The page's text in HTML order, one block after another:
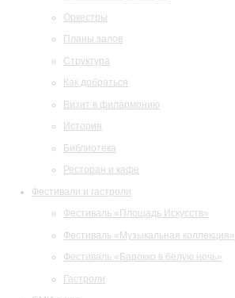
Оркестры
Планы залов
Структура
Как добраться
Визит в филармонию
История
Библиотека
Ресторан и кафе
Фестивали и гастроли
Фестиваль «Площадь Искусств»
Фестиваль «Музыкальная коллекция»
Фестиваль «Барокко в белую ночь»
Гастроли